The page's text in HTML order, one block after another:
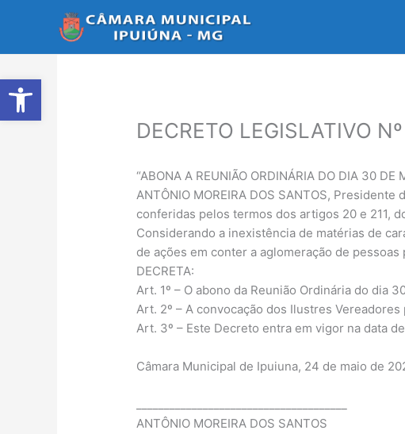
Abrir a barra de ferramentas
DECRETO LEGISLATIVO
“ABONA A REUNIÃO ORDINÁRIA DO DIA 30 DE
ANTÔNIO MOREIRA DOS SANTOS,
conferidas pelos termos dos artigos 20 e 211,
Considerando a inexistência de matérias de
de ações em conter a aglomeração de
DECRETA:
Art. 1º – O abono da Reunião Ordinária do dia
Art. 2º – A convocação dos Ilustres
Art. 3º – Este Decreto entra em vigor na data
Câmara Municipal de Ipuiuna, 24 de maio de
ANTÔNIO MOREIRA DOS SANTOS